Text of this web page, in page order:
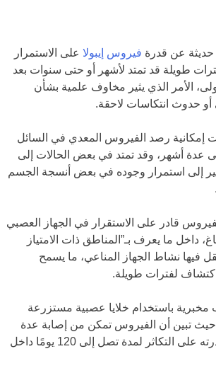
عن قدرة فيروس إيبولا على الاستمرار
طويلة قد تمتد لأشهر أو حتى سنوات بعد
الأمر الذي يثير مخاوف علمية بشأن
أو حدوث انتكاسات لاحقة.
إمكانية رصد الفيروس المعدي في السائل
عدة أشهر، وقد تمتد في بعض الحالات إلى
إلى استمرار وجوده في بعض أنسجة الجسم
قادر على الاستقرار في الجهاز العصبي
داخل ما يعرف بـ”المناطق ذات الامتياز
فيها نشاط الجهاز المناعي، ما يسمح
لفترات طويلة.
مخبرية باستخدام خلايا عصبية مستزرعة
حيث تبين أن الفيروس تمكن من إصابة عدة
أنواع من الخلايا، مع قدرته على التكاثر لمدة تصل إلى 120 يومًا داخل